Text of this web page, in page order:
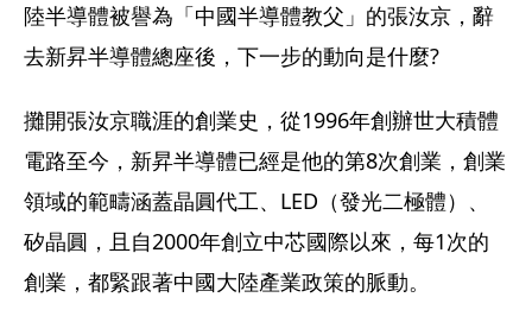
陸半導體被譽為「中國半導體教父」的張汝京，辭
去新昇半導體總座後，下一步的動向是什麼?
攤開張汝京職涯的創業史，從1996年創辦世大積體
電路至今，新昇半導體已經是他的第8次創業，創業
領域的範疇涵蓋晶圓代工、LED（發光二極體）、
矽晶圓，且自2000年創立中芯國際以來，每1次的
創業，都緊跟著中國大陸產業政策的脈動。